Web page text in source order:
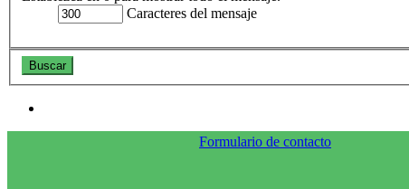
Caracteres del mensaje
Formulario de contacto